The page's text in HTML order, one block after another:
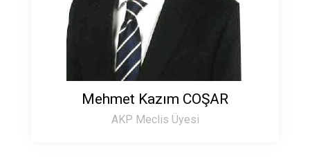
Mehmet Kazım COŞAR
AKP Meclis Üyesi